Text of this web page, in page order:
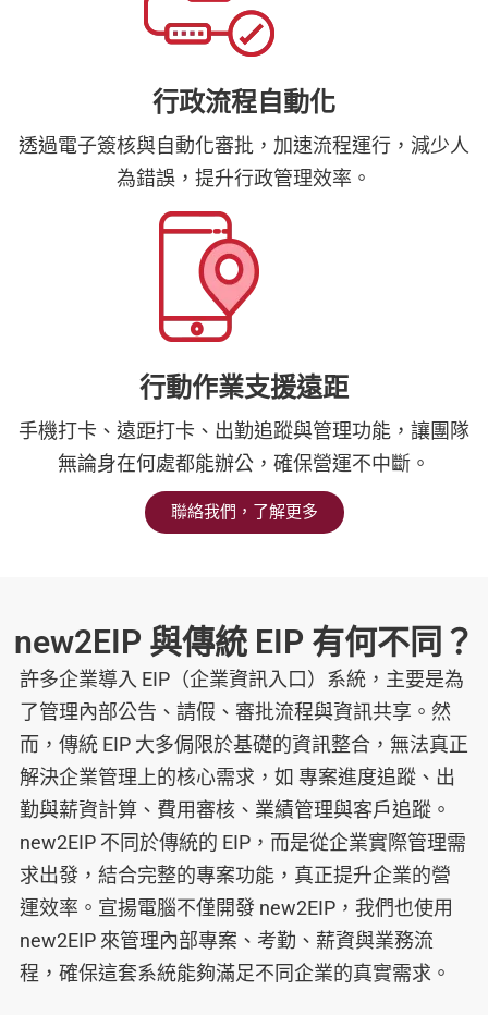
行政流程自動化
透過電子簽核與自動化審批，加速流程運行，減少人
為錯誤，提升行政管理效率。
行動作業支援遠距
手機打卡、遠距打卡、出勤追蹤與管理功能，讓團隊
無論身在何處都能辦公，確保營運不中斷。
聯絡我們，了解更多
new2EIP 與傳統 EIP 有何不同？
許多企業導入 EIP（企業資訊入口）系統，主要是為
了管理內部公告、請假、審批流程與資訊共享。然
而，傳統 EIP 大多侷限於基礎的資訊整合，無法真正
解決企業管理上的核心需求，如 專案進度追蹤、出
勤與薪資計算、費用審核、業績管理與客戶追蹤。
new2EIP 不同於傳統的 EIP，而是從企業實際管理需
求出發，結合完整的專案功能，真正提升企業的營
運效率。宣揚電腦不僅開發 new2EIP，我們也使用
new2EIP 來管理內部專案、考勤、薪資與業務流
程，確保這套系統能夠滿足不同企業的真實需求。